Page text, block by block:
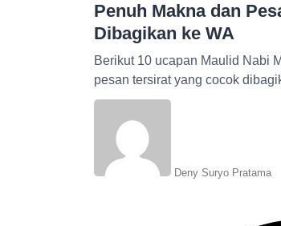
Penuh Makna dan
Dibagikan ke WA
Berikut 10 ucapan Maulid Nabi
pesan tersirat yang cocok
Deny Suryo Pratama